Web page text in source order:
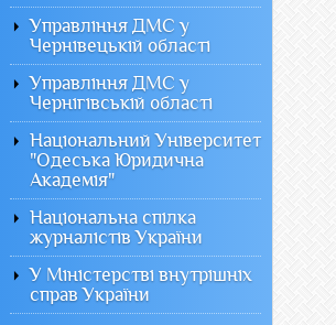
Управління ДМС у
Чернівецькій області
Управління ДМС у
Чернігівській області
Національний Університет
"Одеська Юридична
Академія"
Національна спілка
журналістів України
У Міністерстві внутрішніх
справ України